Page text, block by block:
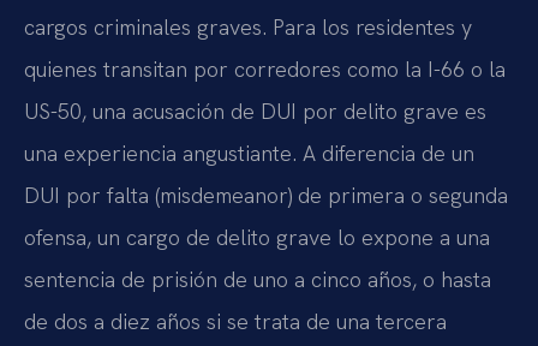
cargos criminales graves. Para los residentes y
quienes transitan por corredores como la I-66 o la
US-50, una acusación de DUI por delito grave es
una experiencia angustiante. A diferencia de un
DUI por falta (misdemeanor) de primera o segunda
ofensa, un cargo de delito grave lo expone a una
sentencia de prisión de uno a cinco años, o hasta
de dos a diez años si se trata de una tercera